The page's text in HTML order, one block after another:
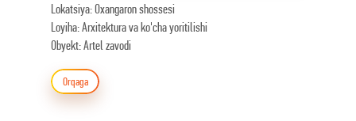
Lokatsiya: Oxangaron shossesi
Loyiha: Arxitektura va ko'cha yoritilishi
Obyekt: Artel zavodi
Orqaga